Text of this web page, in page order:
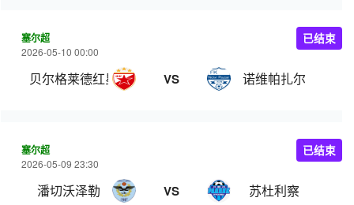
塞尔超
2026-05-10 00:00
贝尔格莱德红星 VS 诺维帕扎尔
已结束
塞尔超
2026-05-09 23:30
潘切沃泽勒 VS 苏杜利察
已结束